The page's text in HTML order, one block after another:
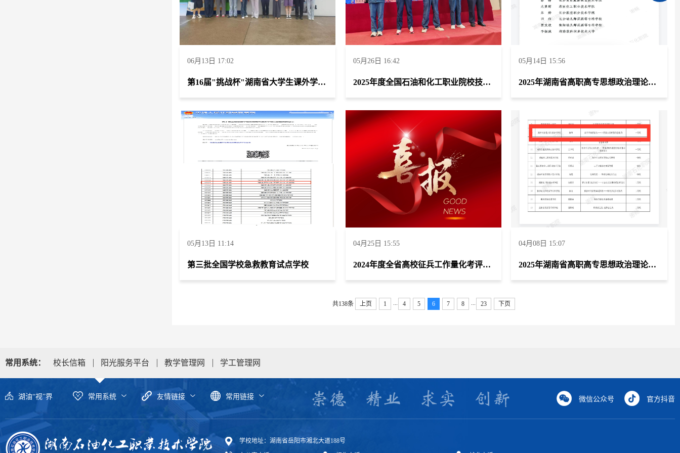
06月13日 17:02
第16届"挑战杯"湖南省大学生课外学术科技作品竞赛荣获获二等奖2项、三等奖4项
05月26日 16:42
2025年度全国石油和化工职业院校技能大赛油气储运技术赛项中荣获团体二等奖
05月14日 15:56
2025年湖南省高职高专思想政治理论课第三场“萌新磨课、骨干练兵”竞赛荣获二等奖两项
05月13日 11:14
第三批全国学校急救教育试点学校
04月25日 15:55
2024年度全省高校征兵工作量化考评中荣获“优秀”等级。
04月08日 15:07
2025年湖南省高职高专思想政治理论课第二场“萌新磨课、骨干练兵”竞赛荣获一等奖一项、二等奖一项
共138条 上页 1 ... 4 5 6 7 8 ... 23 下页
常用系统： 校长信箱 阳光服务平台 教学管理网 学工管理网
湖油“视”界 常用系统 友情链接 常用链接 微信公众号 官方抖音
学校地址：湖南省岳阳市湘北大道188号